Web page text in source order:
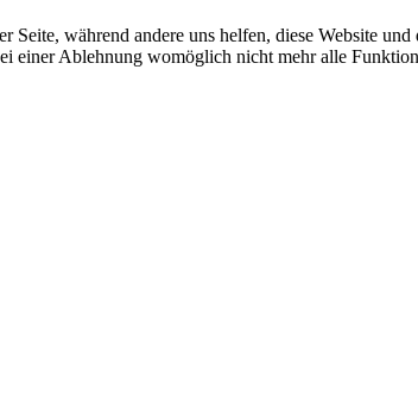
während andere uns helfen, diese Website
einer Ablehnung womöglich nicht mehr alle